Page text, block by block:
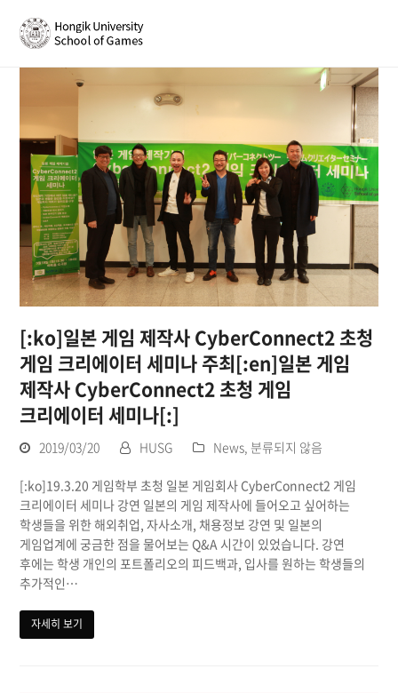
[:ko]일본 게임 제작사 CyberConnect2 초청
게임 크리에이터 세미나 주최[:en]일본 게임
제작사 CyberConnect2 초청 게임
크리에이터 세미나[:]
2019/03/20 HUSG News 분류되지 않음
[:ko]19.3.20 게임학부 초청 일본 게임회사 CyberConnect2 게임
크리에이터 세미나 강연 일본의 게임 제작사에 들어오고 싶어하는
학생들을 위한 해외취업, 자사소개, 채용정보 강연 및 일본의
게임업계에 궁금한 점을 물어보는 Q&A 시간이 있었습니다. 강연
후에는 학생 개인의 포트폴리오의 피드백과, 입사를 원하는 학생들의
추가적인…
자세히 보기